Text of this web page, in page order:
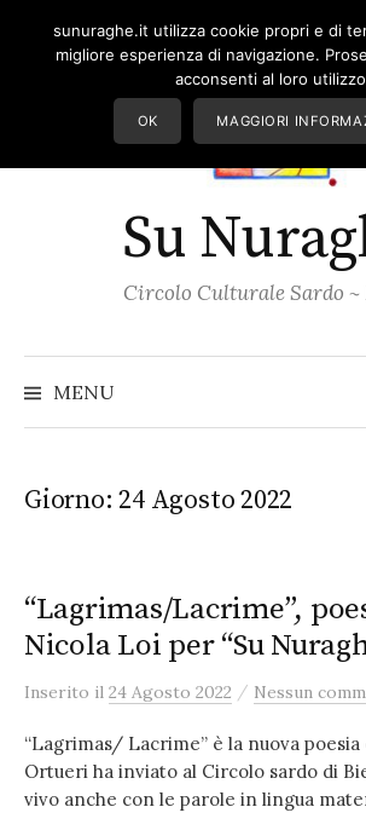
Su
Circolo Culturale Sardo
MENU
Giorno:24 Agosto 2022
“Lagrimas/Lacrime”,
Nicola Loi per “Su
Inserito il 24 Agosto 2022 / Nessun
“Lagrimas/ Lacrime” è la nuova
Ortueri ha inviato al Circolo sardo di
vivo anche con le parole in lingua
sunuraghe.it utilizza cookie propri e di
migliore esperienza di navigazione.
acconsenti al loro utilizzo
OK MAGGIORI